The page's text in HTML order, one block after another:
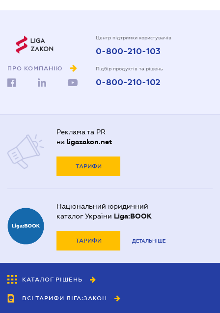
ПРО КОМПАНІЮ
Центр підтримки користувачів
0-800-210-103
Підбір продуктів та рішень
0-800-210-102
Реклама та PR
на ligazakon.net
ТАРИФИ
Національний юридичний
каталог України Liga:BOOK
ТАРИФИ ДЕТАЛЬНІШЕ
КАТАЛОГ РІШЕНЬ
ВСІ ТАРИФИ ЛІГА:ЗАКОН